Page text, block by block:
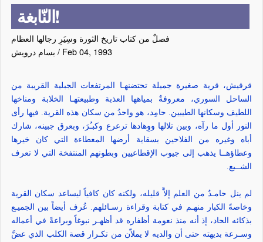
النّابغة!
فصلٌ من كتاب تاريخ الثورة وسِيَرِ رجالها العظام
بسام درويش / Feb 04, 1993
قرقيش، قرية صغيرة جميلة تحتضنهـا المرتفعات الجبلية القريبة من
الساحل السوري، معروفةٌ بمياهها العذبة وطبيعتهـا الخلابة ومناخها
اللطيف وسكانها الطيبين. حامِد، هو واحدُ من سكان هذه القرية. فيها رأى
النور أول ما رآه، وبين تلالها ووِهادها ترعرع وكبـُرَ، وبعرق جبينه، شارك
أباه وغيره من الفلاحين بسقاية أرضها المعطاءة التي كان خيرها
وعطاؤهــا يذهب إلى جيوب الإقطاعيين وبطونهم المنتفخة التي لا تعرف
الشــبع.
لم ينل حامـدٌ من العلم إلاَّ قليله، ولكنه كان كافياً ليساعد سكان القرية
وخاصةً الكبار منهـم في كتابة وقراءة رسـائلهم. عُرف أيضاً بين الجميـع
بذكائه الحاد، إذ أنه منذ نعومة أظفاره قد أظهـر نبوغاً وبراعةً في أعماله
وسـرعة بديهته حتى أن والديه لا يملاّن من تكـرار قصة الكلب الذي عضَّ